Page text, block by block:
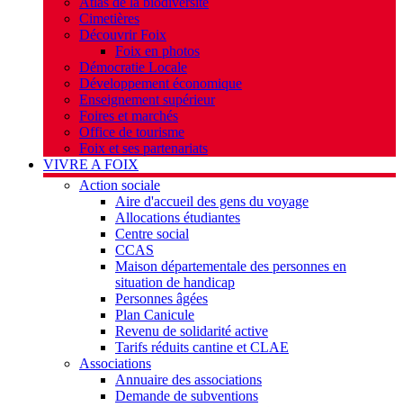
Cimetières
Découvrir Foix
Foix en photos
Démocratie Locale
Développement économique
Enseignement supérieur
Foires et marchés
Office de tourisme
Foix et ses partenariats
VIVRE A FOIX
Action sociale
Aire d'accueil des gens du voyage
Allocations étudiantes
Centre social
CCAS
Maison départementale des personnes en
situation de handicap
Personnes âgées
Plan Canicule
Revenu de solidarité active
Tarifs réduits cantine et CLAE
Associations
Annuaire des associations
Demande de subventions